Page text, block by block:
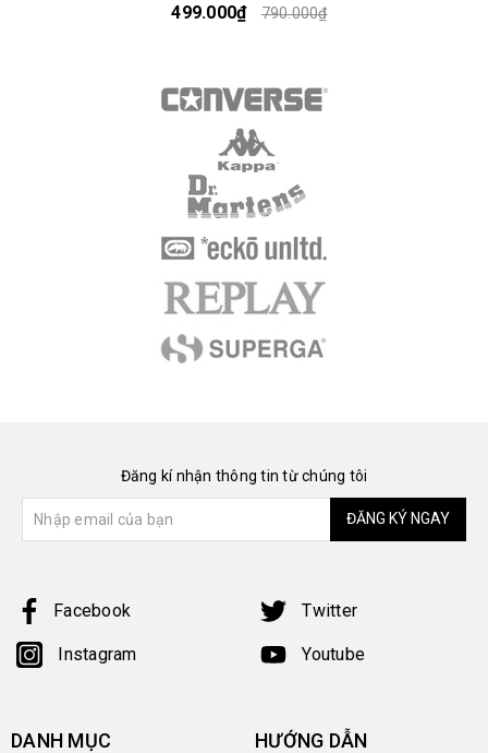
499.000₫ 790.000₫
Đăng kí nhận thông tin từ chúng tôi
ĐĂNG KÝ NGAY
Facebook Twitter
Instagram Youtube
DANH MỤC HƯỚNG DẪN